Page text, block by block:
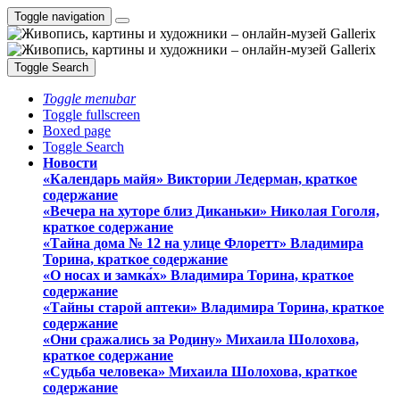
Toggle navigation
Toggle Search
Toggle menubar
Toggle fullscreen
Boxed page
Toggle Search
Новости
«Календарь майя» Виктории Ледерман, краткое
содержание
«Вечера на хуторе близ Диканьки» Николая Гоголя,
краткое содержание
«Тайна дома № 12 на улице Флоретт» Владимира
Торина, краткое содержание
«О носах и замка́х» Владимира Торина, краткое
содержание
«Тайны старой аптеки» Владимира Торина, краткое
содержание
«Они сражались за Родину» Михаила Шолохова,
краткое содержание
«Судьба человека» Михаила Шолохова, краткое
содержание